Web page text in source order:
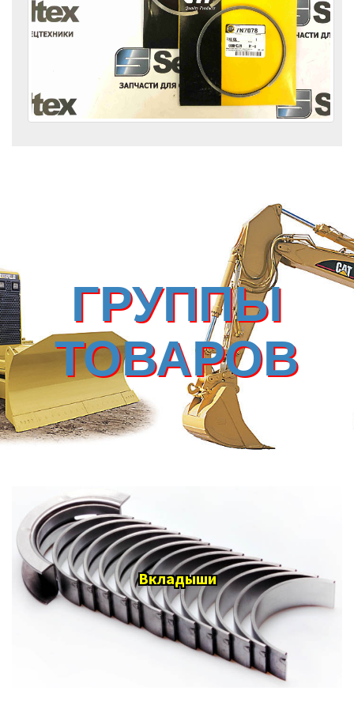
ГРУППЫ
ТОВАРОВ
Вкладыши